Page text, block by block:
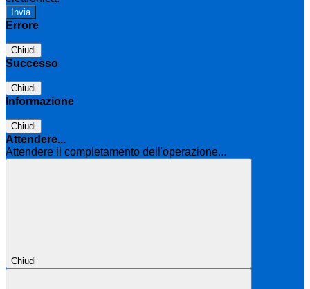
Errore
Chiudi
Successo
Chiudi
Informazione
Chiudi
Attendere...
Attendere il completamento dell'operazione...
Chiudi